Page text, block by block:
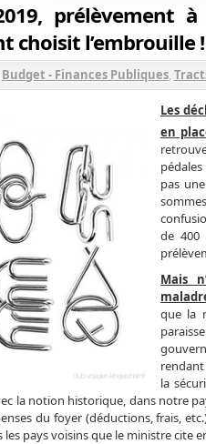
prélèvement
choisit l’embrouille !
Budget - Finances Publiques,
Les
en
pas
de 400
Mais
que la
la
la notion historique, dans notre
du foyer (déductions, frais,
les pays voisins que le ministre cite